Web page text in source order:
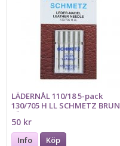
LÄDERNÅL 110/18 5-pack
130/705 H LL SCHMETZ BRUN
FÄRGMARKERING
50 kr
Info Köp